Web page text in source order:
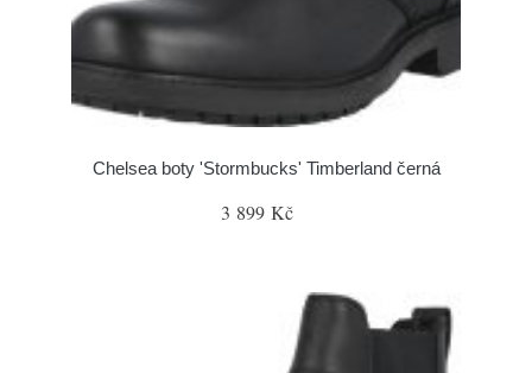
Chelsea boty 'Stormbucks' Timberland černá
3 899 Kč